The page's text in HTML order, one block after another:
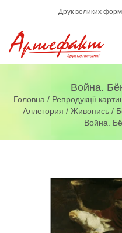
Друк великих
Война.
Головна / Репродукції
Аллегория / Живопись/
Война.